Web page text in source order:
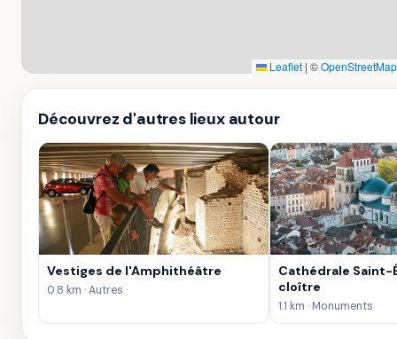
Leaflet | ©
Découvrez d'autres lieux autour
Vestiges de l'Amphithéâtre
0.8 km · Autres
Cathédrale Saint-
cloître
1.1 km · Monuments